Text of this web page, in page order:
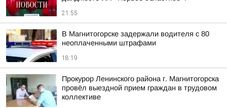
21:55
В Магнитогорске задержали водителя с 80
неоплаченными штрафами
18:19
Прокурор Ленинского района г. Магнитогорска
провёл выездной прием граждан в трудовом
коллективе